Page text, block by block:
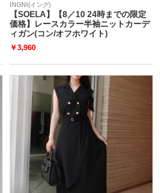
INGNI(イング)
【SOELA】【8／10 24時までの限定
価格】レースカラー半袖ニットカーデ
ィガン(コン/オフホワイト)
￥3,960